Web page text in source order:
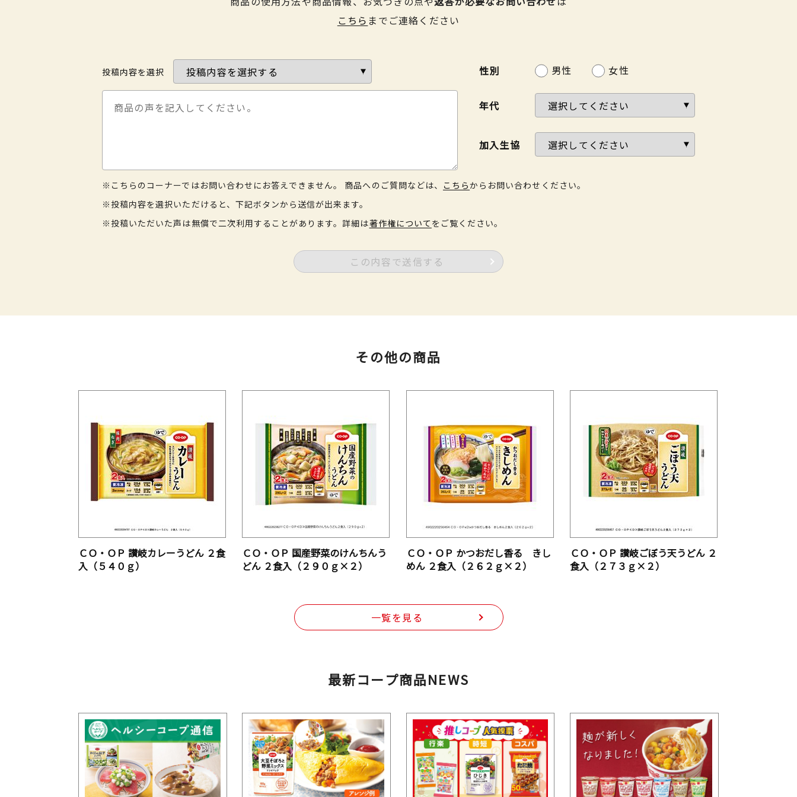
こちら までご連絡ください
投稿内容を選択 性別 男性 女性
年代
加入生協
※こちらのコーナーではお問い合わせにお答えできません。 商品へのご質問などは、 こちらからお問い合わせください。
※投稿内容を選択いただけると、下記ボタンから送信が出来ます。
※投稿いただいた声は無償で二次利用することがあります。詳細は著作権について をご覧ください。
この内容で送信する
その他の商品
ＣＯ・ＯＰ 讃岐カレーうどん ２食
入（５４０ｇ）
ＣＯ・ＯＰ 国産野菜のけんちんう
どん ２食入（２９０ｇ×２）
ＣＯ・ＯＰ かつおだし香る きし
めん ２食入（２６２ｇ×２）
ＣＯ・ＯＰ 讃岐ごぼう天うどん ２
食入（２７３ｇ×２）
一覧を見る
最新コープ商品NEWS